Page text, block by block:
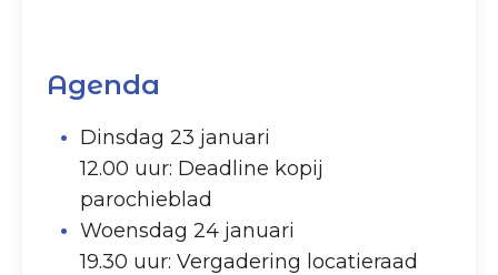
Agenda
Dinsdag 23 januari
12.00 uur: Deadline kopij
parochieblad
Woensdag 24 januari
19.30 uur: Vergadering locatieraad